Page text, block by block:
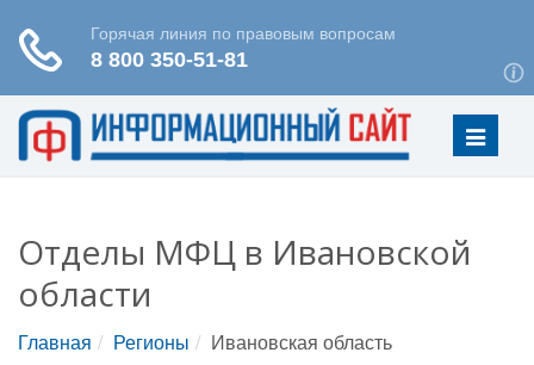
Меню
Отделы МФЦ в Ивановской
области
Главная Регионы Ивановская область